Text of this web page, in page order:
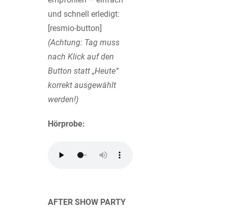
und schnell erledigt:
[resmio-button]
(Achtung: Tag muss
nach Klick auf den
Button statt „Heute“
korrekt ausgewählt
werden!)
Hörprobe:
AFTER SHOW PARTY